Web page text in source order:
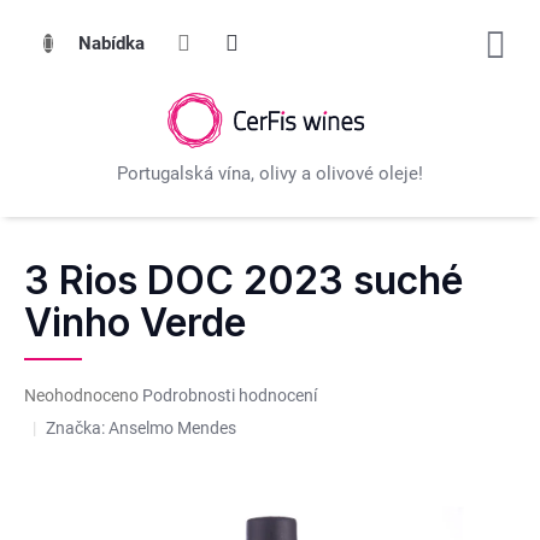
obsah
3 Rios DOC 2023 suché
Vinho Verde
Průměrné
hodnocení
produktu
Neohodnoceno Podrobnosti hodnocení
Značka:Anselmo Mendes